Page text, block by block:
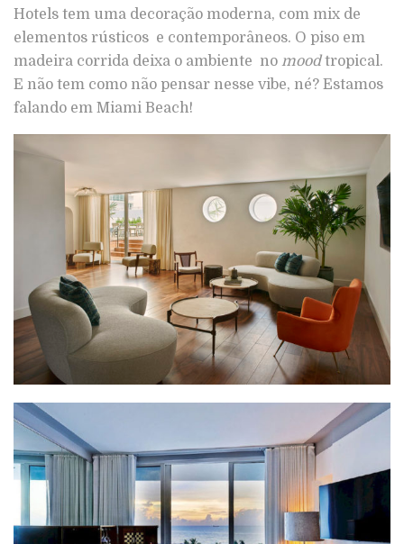
Hotels tem uma decoração moderna, com mix de
elementos rústicos e contemporâneos. O piso em
madeira corrida deixa o ambiente no moodtropical.
E não tem como não pensar nesse vibe, né? Estamos
falando em Miami Beach!